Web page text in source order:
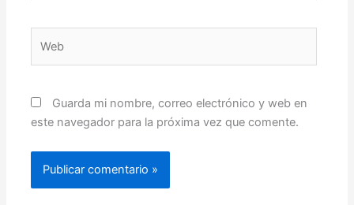
Guarda mi nombre, correo electrónico y web en
este navegador para la próxima vez que comente.